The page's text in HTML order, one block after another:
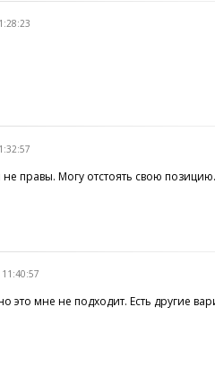
правы. Могу отстоять свою
мне не подходит. Есть другие